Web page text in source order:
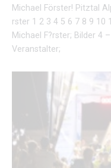
Michael Förster! Pitztal
rster 1 2 3 4 5 6 7 8 9 10
Michael F?rster; Bilder 4
Veranstalter;